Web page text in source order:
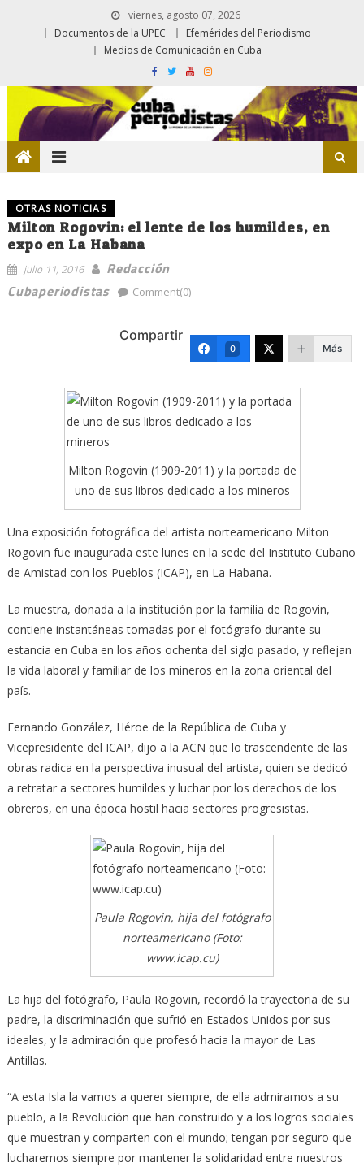
viernes, agosto 07, 2026
Documentos de la UPEC
Efemérides del Periodismo
Medios de Comunicación en Cuba
OTRAS NOTICIAS
Milton Rogovin: el lente de los humildes, en
expo en La Habana
julio 11, 2016
Redacción
Cubaperiodistas
Comment(0)
Compartir
0 Más
Milton Rogovin (1909-2011) y la portada de
uno de sus libros dedicado a los mineros
Una exposición fotográfica del artista norteamericano Milton
Rogovin fue inaugurada este lunes en la sede del Instituto Cubano
de Amistad con los Pueblos (ICAP), en La Habana.
La muestra, donada a la institución por la familia de Rogovin,
contiene instantáneas tomadas por el fotógrafo durante su
estancia en Cuba en los años ochenta del siglo pasado, y reflejan
la vida laboral y familiar de los mineros en la zona oriental del
país.
Fernando González, Héroe de la República de Cuba y
Vicepresidente del ICAP, dijo a la ACN que lo trascendente de las
obras radica en la perspectiva inusual del artista, quien se dedicó
a retratar a sectores humildes y luchar por los derechos de los
obreros, en una época hostil hacia sectores progresistas.
Paula Rogovin, hija del fotógrafo
norteamericano (Foto:
www.icap.cu)
La hija del fotógrafo, Paula Rogovin, recordó la trayectoria de su
padre, la discriminación que sufrió en Estados Unidos por sus
ideales, y la admiración que profesó hacia la mayor de Las
Antillas.
“A esta Isla la vamos a querer siempre, de ella admiramos a su
pueblo, a la Revolución que han construido y a los logros sociales
que muestran y comparten con el mundo; tengan por seguro que
lucharemos siempre por mantener la solidaridad entre nuestros